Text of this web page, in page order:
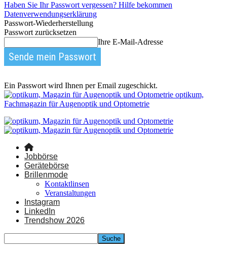
Haben Sie Ihr Passwort vergessen? Hilfe bekommen
Datenverwendungserklärung
Passwort-Wiederherstellung
Passwort zurücksetzen
Ihre E-Mail-Adresse
Ein Passwort wird Ihnen per Email zugeschickt.
optikum,
Fachmagazin für Augenoptik und Optometrie
Jobbörse
Gerätebörse
Brillenmode
Kontaktlinsen
Veranstaltungen
Instagram
LinkedIn
Trendshow 2026